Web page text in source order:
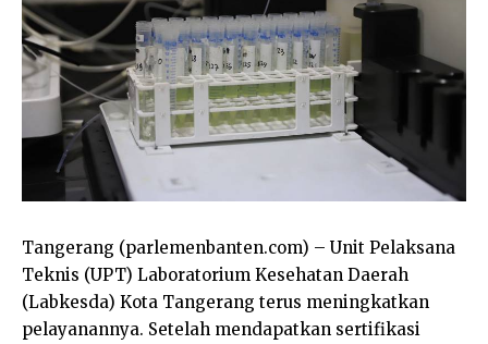
Tangerang (parlemenbanten.com) – Unit Pelaksana
Teknis (UPT) Laboratorium Kesehatan Daerah
(Labkesda) Kota Tangerang terus meningkatkan
pelayanannya. Setelah mendapatkan sertifikasi